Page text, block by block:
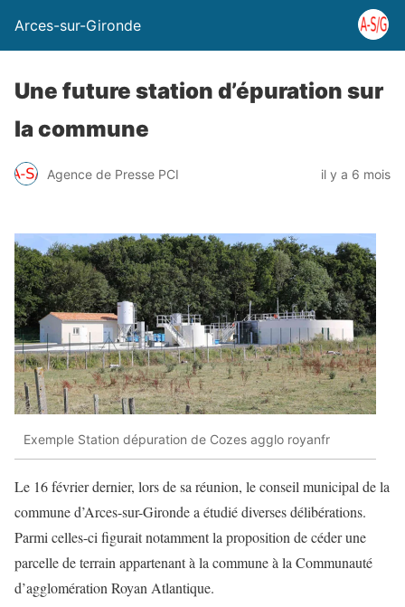
Arces-sur-Gironde
Une future station d’épuration sur
la commune
Agence de Presse PCI il y a 6 mois
Exemple Station dépuration de Cozes agglo royanfr
Le 16 février dernier, lors de sa réunion, le conseil municipal de la
commune d’Arces-sur-Gironde a étudié diverses délibérations.
Parmi celles-ci figurait notamment la proposition de céder une
parcelle de terrain appartenant à la commune à la Communauté
d’agglomération Royan Atlantique.